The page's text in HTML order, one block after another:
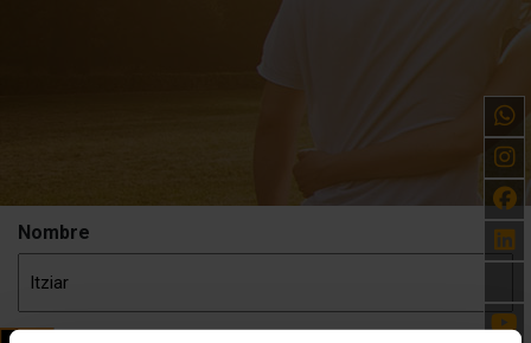
Nombre